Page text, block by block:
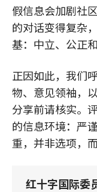
假信息会加剧社
的对话变得复杂
基：中立、公正和
正因如此，我们
物、意见领袖，
分享前请核实。
的信息环境：严
重，并非选项，
红十字国际委